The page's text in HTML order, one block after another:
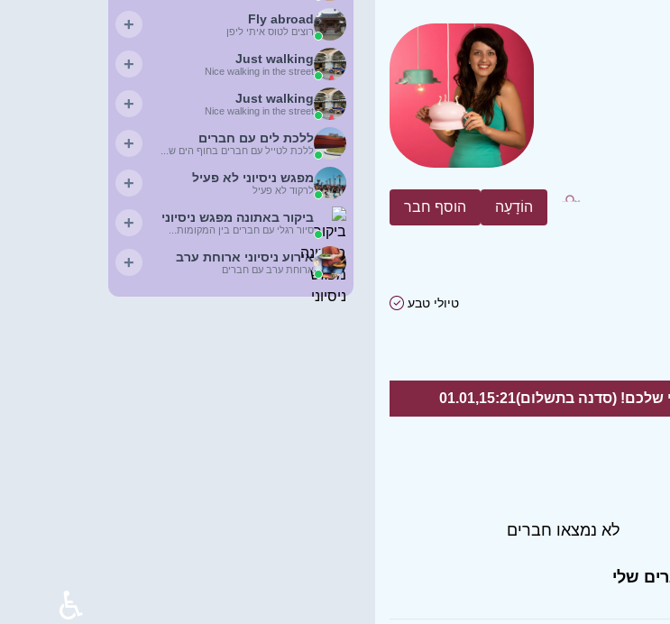
Fly abroad
רוצים לטוס איתי ליפן +
Just walking
Nice walking in the street
+
Just walking
Nice walking in the street
+
ללכת לים עם חברים
ללכת לטייל עם חברים בחוף הים ש... +
מפגש ניסיוני לא פעיל
לרקוד לא פעיל +
ביקור באתונה מפגש ניסיוני
סיור רגלי עם חברים בין המקומות... +
אירוע ניסיוני ארוחת ערב
ארוחת ערב עם חברים +
הוסף חבר הוֹדָעָה
טיולי טבע
01.01,15:21
לא נמצאו חברים
♿